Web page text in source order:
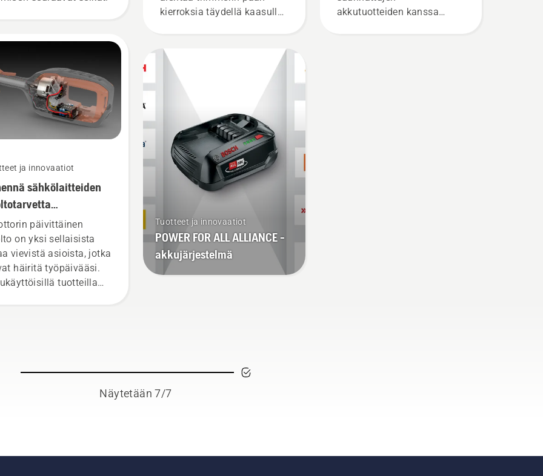
ja innovaatiot
sähkölaitteiden
päivittäinen
on yksi sellaisista
vievistä asioista, jotka
häiritä työpäivääsi.
tuotteilla
kierroksia täydellä kaasulla
ruohoa leikattaessa. savE-
tilan voi kytkeä käyttöön ja
pois helposti yhdellä
Tuotteet ja innovaatiot
POWER FOR ALL ALLIANCE -
akkujärjestelmä
akkutuotteiden kanssa
Näytetään 7/7